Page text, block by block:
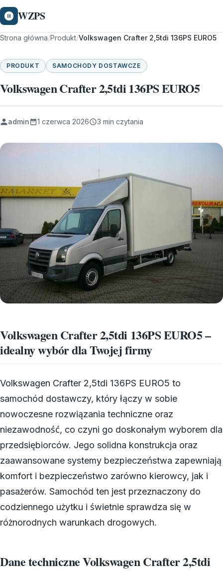
WZPS
Strona główna/Produkt/Volkswagen Crafter 2,5tdi 136PS EURO5
PRODUKT SAMOCHODY DOSTAWCZE
Volkswagen Crafter 2,5tdi 136PS EURO5
admin 1 czerwca 2026 3 min czytania
Volkswagen Crafter 2,5tdi 136PS EURO5 –
idealny wybór dla Twojej firmy
Volkswagen Crafter 2,5tdi 136PS EURO5 to
samochód dostawczy, który łączy w sobie
nowoczesne rozwiązania techniczne oraz
niezawodność, co czyni go doskonałym wyborem dla
przedsiębiorców. Jego solidna konstrukcja oraz
zaawansowane systemy bezpieczeństwa zapewniają
komfort i bezpieczeństwo zarówno kierowcy, jak i
pasażerów. Samochód ten jest przeznaczony do
codziennego użytku i świetnie sprawdza się w
różnorodnych warunkach drogowych.
Dane techniczne Volkswagen Crafter 2,5tdi